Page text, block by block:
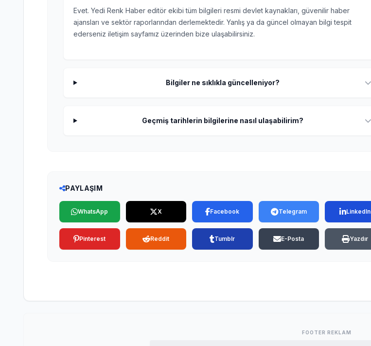
Evet. Yedi Renk Haber editör ekibi tüm bilgileri resmi devlet kaynakları, güvenilir haber
ajansları ve sektör raporlarından derlemektedir. Yanlış ya da güncel olmayan bilgi tespit
ederseniz iletişim sayfamız üzerinden bize ulaşabilirsiniz.
Bilgiler ne sıklıkla güncelleniyor?
Geçmiş tarihlerin bilgilerine nasıl ulaşabilirim?
PAYLAŞIM
WhatsApp X Facebook Telegram LinkedIn
Pinterest Reddit Tumblr E-Posta Yazdır
FOOTER REKLAM